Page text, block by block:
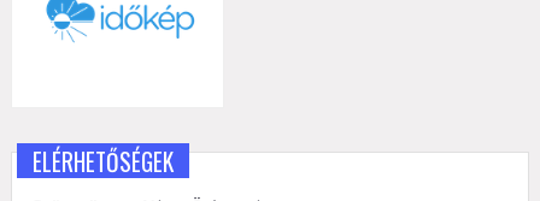
ELÉRHETŐSÉGEK